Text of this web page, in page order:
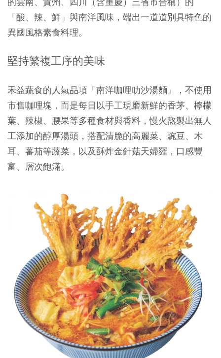
「酸、辣、鮮」與南洋風味，端出一道道別具特色的
異國風格素食料理。
堅持繁複工序的美味
禾益蔬食的人氣品項「南洋咖哩叻沙湯麵」，不使用
市售咖哩塊，而是每日以手工現磨新鮮的香茅、檸檬
葉、辣椒、腰果等多種食材與香料，慢火熬製出無人
工添加的醇厚湯頭，搭配清脆的高麗菜、豌豆、木
耳、蕃茄等蔬菜，以及酥炸金針菇天婦羅，口感豐
富、層次飽滿。